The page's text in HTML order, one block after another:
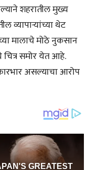
शहरातील मुख्य
व्यापाऱ्यांच्या थेट
मालाचे मोठे नुकसान
समोर येत आहे.
असल्याचा आरोप